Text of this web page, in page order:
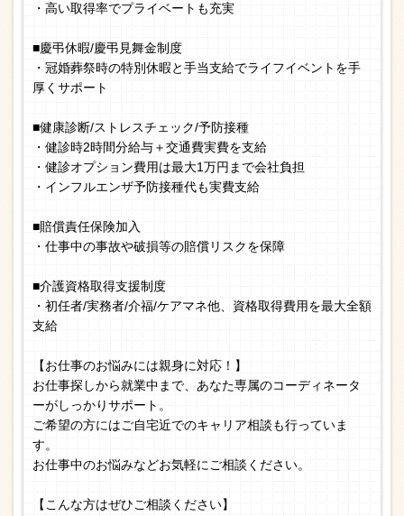
・高い取得率でプライベートも充実
■慶弔休暇/慶弔見舞金制度
・冠婚葬祭時の特別休暇と手当支給でライフイベントを手
厚くサポート
■健康診断/ストレスチェック/予防接種
・健診時2時間分給与＋交通費実費を支給
・健診オプション費用は最大1万円まで会社負担
・インフルエンザ予防接種代も実費支給
■賠償責任保険加入
・仕事中の事故や破損等の賠償リスクを保障
■介護資格取得支援制度
・初任者/実務者/介福/ケアマネ他、資格取得費用を最大全額
支給
【お仕事のお悩みには親身に対応！】
お仕事探しから就業中まで、あなた専属のコーディネータ
ーがしっかりサポート。
ご希望の方にはご自宅近でのキャリア相談も行っていま
す。
お仕事中のお悩みなどお気軽にご相談ください。
【こんな方はぜひご相談ください】